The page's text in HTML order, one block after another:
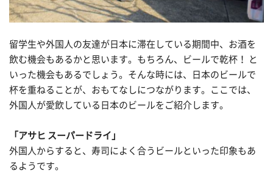
留学生や外国人の友達が日本に滞在している期間中、お酒を
飲む機会もあるかと思います。もちろん、ビールで乾杯！ と
いった機会もあるでしょう。そんな時には、日本のビールで
杯を重ねることが、おもてなしにつながります。ここでは、
外国人が愛飲している日本のビールをご紹介します。
「アサヒ スーパードライ」
外国人からすると、寿司によく合うビールといった印象もあ
るようです。